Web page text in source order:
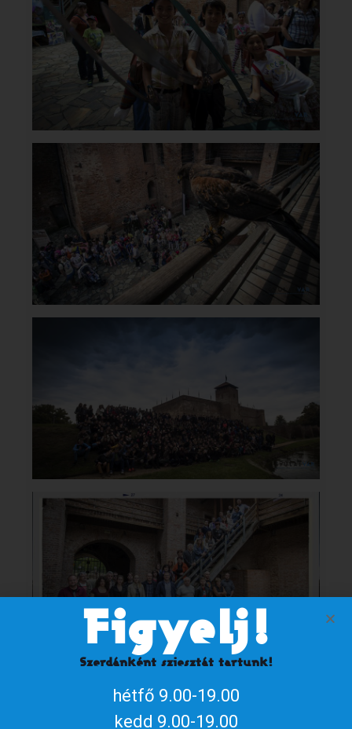
Figyelj!
Szerdánként sziesztát tartunk!
hétfő 9.00-19.00
kedd 9.00-19.00